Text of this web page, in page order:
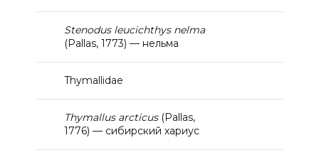
Stenodus leucichthys nelma
(Pallas, 1773) — нельма
Thymallidae
Thymallus arcticus(Pallas,
1776) — сибирский хариус